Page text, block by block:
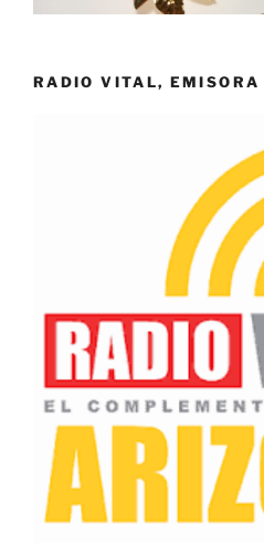
RADIO VITAL,